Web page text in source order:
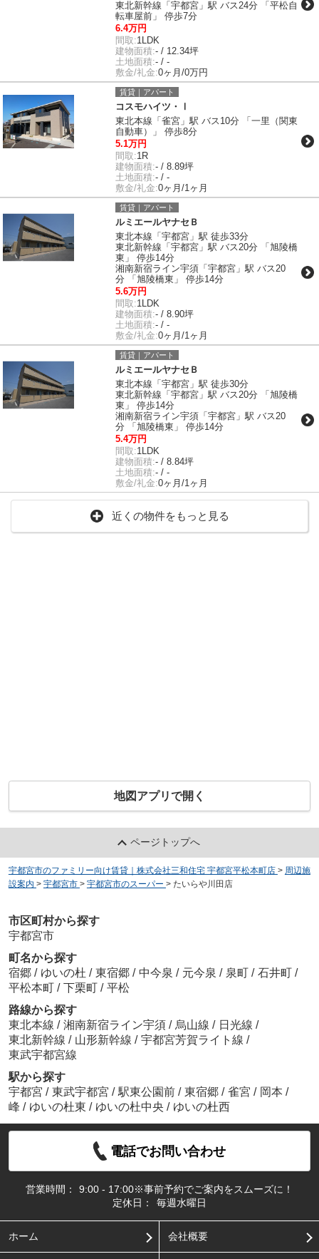
東北新幹線「宇都宮」駅 バス24分 「平松自
転車屋前」 停歩7分
6.4万円
間取:1LDK
建物面積:- / 12.34坪
土地面積:- / -
敷金/礼金:0ヶ月/0万円
賃貸｜アパート
コスモハイツ・Ⅰ
東北本線「雀宮」駅 バス10分 「一里（関東
自動車）」 停歩8分
5.1万円
間取:1R
建物面積:- / 8.89坪
土地面積:- / -
敷金/礼金:0ヶ月/1ヶ月
賃貸｜アパート
ルミエールヤナセＢ
東北本線「宇都宮」駅 徒歩33分
東北新幹線「宇都宮」駅 バス20分 「旭陵橋
東」 停歩14分
湘南新宿ライン宇須「宇都宮」駅 バス20
分 「旭陵橋東」 停歩14分
5.6万円
間取:1LDK
建物面積:- / 8.90坪
土地面積:- / -
敷金/礼金:0ヶ月/1ヶ月
賃貸｜アパート
ルミエールヤナセＢ
東北本線「宇都宮」駅 徒歩30分
東北新幹線「宇都宮」駅 バス20分 「旭陵橋
東」 停歩14分
湘南新宿ライン宇須「宇都宮」駅 バス20
分 「旭陵橋東」 停歩14分
5.4万円
間取:1LDK
建物面積:- / 8.84坪
土地面積:- / -
敷金/礼金:0ヶ月/1ヶ月
近くの物件をもっと見る
地図アプリで開く
ページトップへ
宇都宮市のファミリー向け賃貸｜株式会社三和住宅 宇都宮平松本町店 > 周辺施
設案内 > 宇都宮市 > 宇都宮市のスーパー > たいらや川田店
市区町村から探す
宇都宮市
町名から探す
宿郷 / ゆいの杜 / 東宿郷 / 中今泉 / 元今泉 / 泉町 / 石井町 /
平松本町 / 下栗町 / 平松
路線から探す
東北本線 / 湘南新宿ライン宇須 / 烏山線 / 日光線 /
東北新幹線 / 山形新幹線 / 宇都宮芳賀ライト線 /
東武宇都宮線
駅から探す
宇都宮 / 東武宇都宮 / 駅東公園前 / 東宿郷 / 雀宮 / 岡本 /
峰 / ゆいの杜東 / ゆいの杜中央 / ゆいの杜西
電話でお問い合わせ
営業時間：
9:00 - 17:00※事前予約でご案内をスムーズに！
定休日：
毎週水曜日
ホーム 会社概要